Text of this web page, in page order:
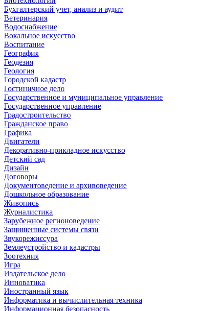
Бухгалтерский учет, анализ и аудит
Ветеринария
Водоснабжение
Вокальное искусство
Воспитание
География
Геодезия
Геология
Городской кадастр
Гостиничное дело
Государственное и муниципальное управление
Государственное управление
Градостроительство
Гражданское право
Графика
Двигатели
Декоративно-прикладное искусство
Детский сад
Дизайн
Договоры
Документоведение и архивоведение
Дошкольное образование
Живопись
Журналистика
Зарубежное регионоведение
Защищенные системы связи
Звукорежиссура
Землеустройство и кадастры
Зоотехния
Игра
Издательское дело
Инноватика
Иностранный язык
Информатика и вычислительная техника
Информационная безопасность